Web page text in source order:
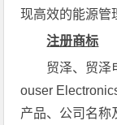
现高效的能源管
注册商标
贸泽、贸泽
ouser
产品、公司名称